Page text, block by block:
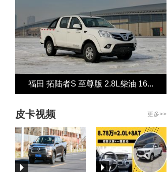
下
福田 拓陆者S 至尊版 2.8L柴油 16...
更多>>
皮卡视频